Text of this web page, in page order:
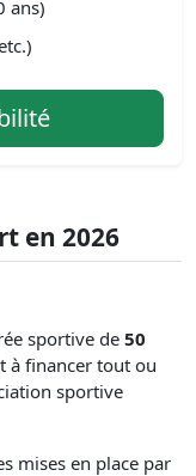
ans)
en 2026
sportive de 50
à financer tout ou
sportive
mises en place par